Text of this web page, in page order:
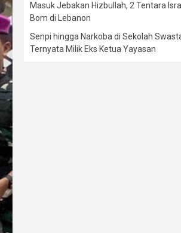
Masuk Jebakan Hizbullah, 2 Tentara
Bom di Lebanon
Senpi hingga Narkoba di Sekolah
Ternyata Milik Eks Ketua Yayasan